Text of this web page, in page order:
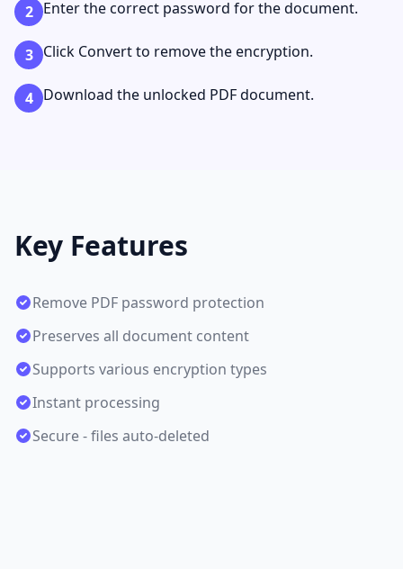
2 Enter the correct password for the document.
3 Click Convert to remove the encryption.
4 Download the unlocked PDF document.
Key Features
Remove PDF password protection
Preserves all document content
Supports various encryption types
Instant processing
Secure - files auto-deleted